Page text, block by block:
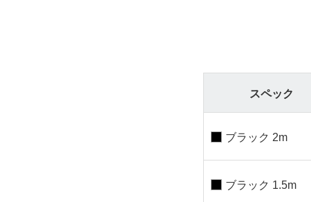
スペック
ブラック 2m
ブラック 1.5m